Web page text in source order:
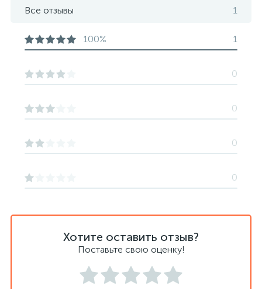
Хотите оставить отзыв?
Поставьте свою оценку!
Все отзывы 1
100% 1
0
0
0
0